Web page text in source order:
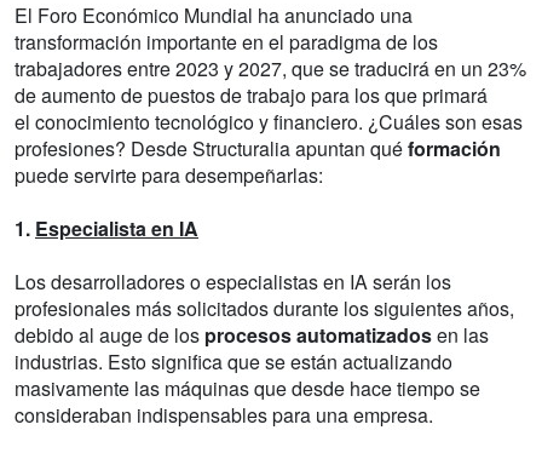
El Foro Económico Mundial ha anunciado una
transformación importante en el paradigma de los
trabajadores entre 2023 y 2027, que se traducirá en un 23%
de aumento de puestos de trabajo para los que primará
el conocimiento tecnológico y financiero. ¿Cuáles son esas
profesiones? Desde Structuralia apuntan quéformación
puede servirte para desempeñarlas:
1. Especialista en IA
Los desarrolladores o especialistas en IA serán los
profesionales más solicitados durante los siguientes años,
debido al auge de los procesos automatizadosen las
industrias. Esto significa que se están actualizando
masivamente las máquinas que desde hace tiempo se
consideraban indispensables para una empresa.